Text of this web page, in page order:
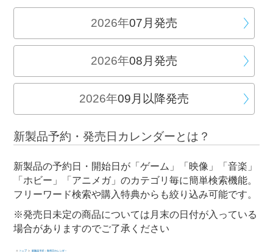
2026年07月発売
2026年08月発売
2026年09月以降発売
新製品予約・発売日カレンダーとは？
新製品の予約日・開始日が「ゲーム」「映像」「音楽」
「ホビー」「アニメガ」のカテゴリ毎に簡単検索機能。
フリーワード検索や購入特典からも絞り込み可能です。
※発売日未定の商品については月末の日付が入っている
場合がありますのでご了承ください